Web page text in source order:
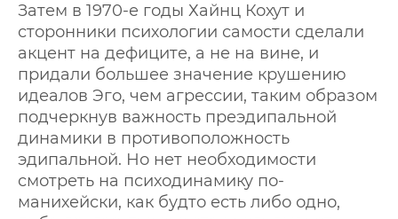
Затем в 1970-е годы Хайнц Кохут и
сторонники психологии самости сделали
акцент на дефиците, а не на вине, и
придали большее значение крушению
идеалов Эго, чем агрессии, таким образом
подчеркнув важность преэдипальной
динамики в противоположность
эдипальной. Но нет необходимости
смотреть на психодинамику по-
манихейски, как будто есть либо одно,